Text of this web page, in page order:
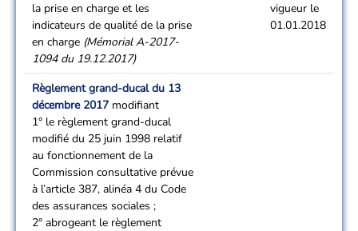
la prise en charge et les
indicateurs de qualité de la prise
en charge (Mémorial A-2017-
1094 du 19.12.2017)
vigueur le
01.01.2018
Règlement grand-ducal du 13
décembre 2017 modifiant
1° le règlement grand-ducal
modifié du 25 juin 1998 relatif
au fonctionnement de la
Commission consultative prévue
à l’article 387, alinéa 4 du Code
des assurances sociales ;
2° abrogeant le règlement